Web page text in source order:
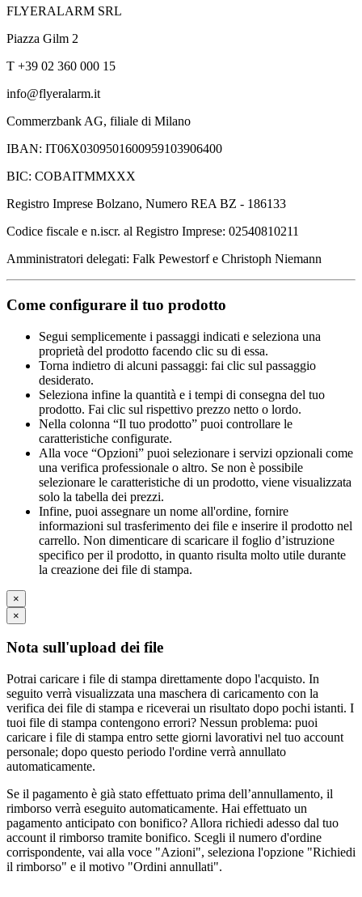
FLYERALARM SRL
Piazza Gilm 2
T +39 02 360 000 15
info@flyeralarm.it
Commerzbank AG, filiale di Milano
IBAN: IT06X0309501600959103906400
BIC: COBAITMMXXX
Registro Imprese Bolzano, Numero REA BZ - 186133
Codice fiscale e n.iscr. al Registro Imprese: 02540810211
Amministratori delegati: Falk Pewestorf e Christoph Niemann
Come configurare il tuo prodotto
Segui semplicemente i passaggi indicati e seleziona una
proprietà del prodotto facendo clic su di essa.
Torna indietro di alcuni passaggi: fai clic sul passaggio
desiderato.
Seleziona infine la quantità e i tempi di consegna del tuo
prodotto. Fai clic sul rispettivo prezzo netto o lordo.
Nella colonna “Il tuo prodotto” puoi controllare le
caratteristiche configurate.
Alla voce “Opzioni” puoi selezionare i servizi opzionali come
una verifica professionale o altro. Se non è possibile
selezionare le caratteristiche di un prodotto, viene visualizzata
solo la tabella dei prezzi.
Infine, puoi assegnare un nome all'ordine, fornire
informazioni sul trasferimento dei file e inserire il prodotto nel
carrello. Non dimenticare di scaricare il foglio d’istruzione
specifico per il prodotto, in quanto risulta molto utile durante
la creazione dei file di stampa.
×
×
Nota sull'upload dei file
Potrai caricare i file di stampa direttamente dopo l'acquisto. In
seguito verrà visualizzata una maschera di caricamento con la
verifica dei file di stampa e riceverai un risultato dopo pochi istanti. I
tuoi file di stampa contengono errori? Nessun problema: puoi
caricare i file di stampa entro sette giorni lavorativi nel tuo account
personale; dopo questo periodo l'ordine verrà annullato
automaticamente.
Se il pagamento è già stato effettuato prima dell’annullamento, il
rimborso verrà eseguito automaticamente. Hai effettuato un
pagamento anticipato con bonifico? Allora richiedi adesso dal tuo
account il rimborso tramite bonifico. Scegli il numero d'ordine
corrispondente, vai alla voce "Azioni", seleziona l'opzione "Richiedi
il rimborso" e il motivo "Ordini annullati".